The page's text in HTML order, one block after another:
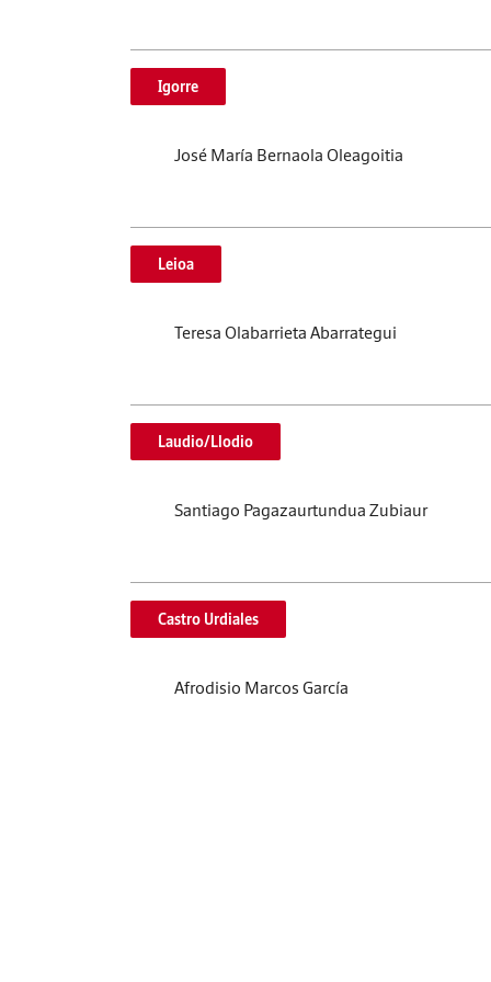
Igorre
José María Bernaola Oleagoitia
Leioa
Teresa Olabarrieta Abarrategui
Laudio/Llodio
Santiago Pagazaurtundua Zubiaur
Castro Urdiales
Afrodisio Marcos García